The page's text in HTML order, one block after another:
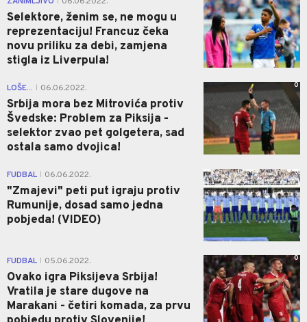
Selektore, ženim se, ne mogu u
reprezentaciju! Francuz čeka
novu priliku za debi, zamjena
stigla iz Liverpula!
LOŠE... 06.06.2022.
Srbija mora bez Mitrovića protiv
Švedske: Problem za Piksija -
selektor zvao pet golgetera, sad
ostala samo dvojica!
0
FUDBAL 06.06.2022.
"Zmajevi" peti put igraju protiv
Rumunije, dosad samo jedna
pobjeda! (VIDEO)
0
FUDBAL 05.06.2022.
Ovako igra Piksijeva Srbija!
Vratila je stare dugove na
Marakani - četiri komada, za prvu
0